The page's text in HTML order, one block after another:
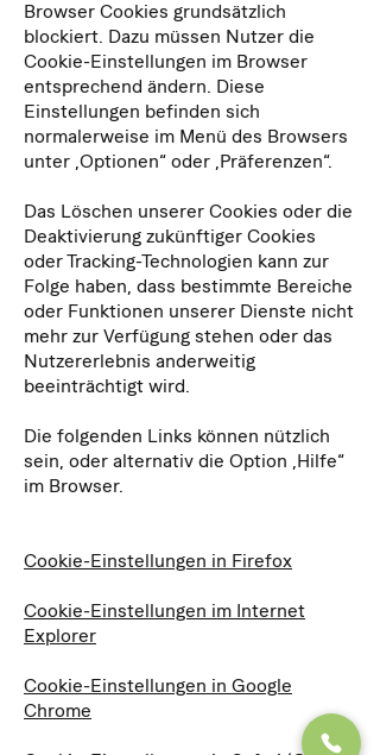
Browser Cookies grundsätzlich
blockiert. Dazu müssen Nutzer die
Cookie-Einstellungen im Browser
entsprechend ändern. Diese
Einstellungen befinden sich
normalerweise im Menü des Browsers
unter „Optionen“ oder „Präferenzen“.
Das Löschen unserer Cookies oder die
Deaktivierung zukünftiger Cookies
oder Tracking-Technologien kann zur
Folge haben, dass bestimmte Bereiche
oder Funktionen unserer Dienste nicht
mehr zur Verfügung stehen oder das
Nutzererlebnis anderweitig
beeinträchtigt wird.
Die folgenden Links können nützlich
sein, oder alternativ die Option „Hilfe“
im Browser.
Cookie-Einstellungen in Firefox
Cookie-Einstellungen im Internet
Explorer
Cookie-Einstellungen in Google
Chrome